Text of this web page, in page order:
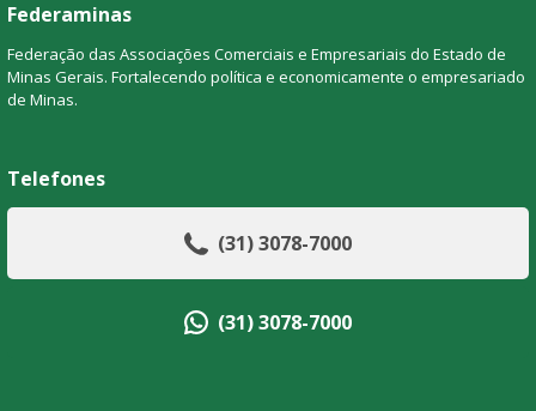
Federaminas
Federação das Associações Comerciais e Empresariais do Estado de
Minas Gerais. Fortalecendo política e economicamente o empresariado
de Minas.
Telefones
(31) 3078-7000
(31) 3078-7000